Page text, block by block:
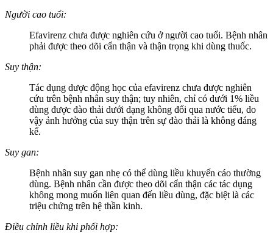
Người cao tuổi:
Efavirenz chưa được nghiên cứu ở người cao tuổi. Bệnh nhân
phải được theo dõi cẩn thận và thận trọng khi dùng thuốc.
Suy thận:
Tác dụng dược động học của efavirenz chưa được nghiên
cứu trên bệnh nhân suy thận; tuy nhiên, chỉ có dưới 1% liều
dùng được đào thải dưới dạng không đổi qua nước tiểu, do
vậy ảnh hưởng của suy thận trên sự đào thải là không đáng
kể.
Suy gan:
Bệnh nhân suy gan nhẹ có thể dùng liều khuyến cáo thường
dùng. Bệnh nhân cần được theo dõi cẩn thận các tác dụng
không mong muốn liên quan đến liều dùng, đặc biệt là các
triệu chứng trên hệ thần kinh.
Điều chỉnh liều khi phối hợp: